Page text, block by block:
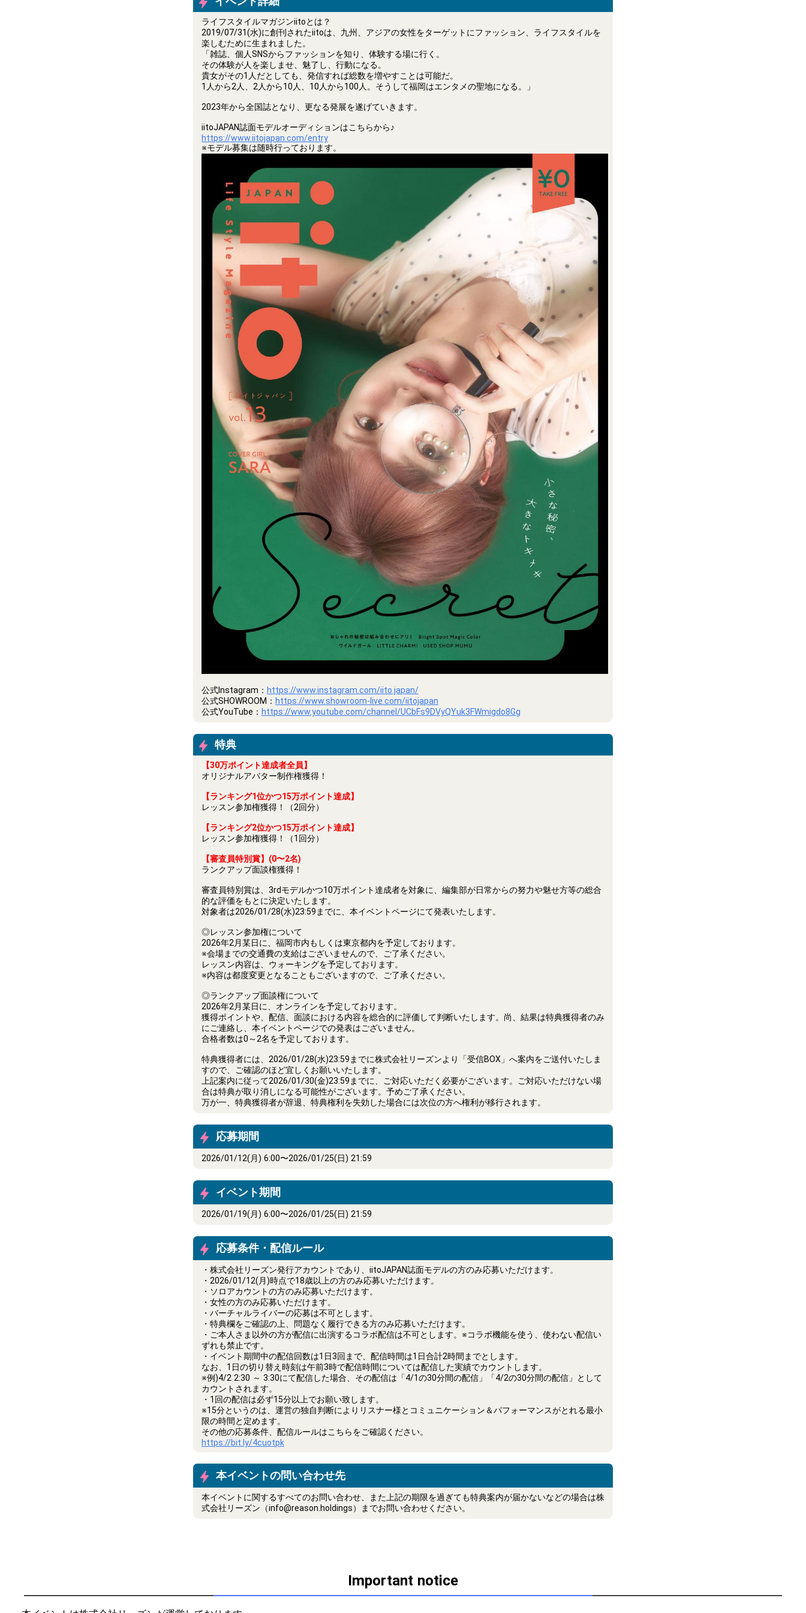
ライフスタイルマガジンiitoとは？
2019/07/31(水)に創刊されたiitoは、九州、アジアの女性をターゲットにファッション、ライフスタイルを
楽しむために生まれました。
「雑誌、個人SNSからファッションを知り、体験する場に行く。
その体験が人を楽しませ、魅了し、行動になる。
貴女がその1人だとしても、発信すれば総数を増やすことは可能だ。
1人から2人、2人から10人、10人から100人。そうして福岡はエンタメの聖地になる。」
2023年から全国誌となり、更なる発展を遂げていきます。
iitoJAPAN誌面モデルオーディションはこちらから♪
https://www.iitojapan.com/entry
※モデル募集は随時行っております。
公式Instagram： https://www.instagram.com/iito.japan/
公式SHOWROOM： https://www.showroom-live.com/iitojapan
公式YouTube： https://www.youtube.com/channel/UCbFs9DVyQYuk3FWmigdo8Gg
特典
【30万ポイント達成者全員】
オリジナルアバター制作権獲得！
【ランキング1位かつ15万ポイント達成】
レッスン参加権獲得！（2回分）
【ランキング2位かつ15万ポイント達成】
レッスン参加権獲得！（1回分）
【審査員特別賞】(0〜2名)
ランクアップ面談権獲得！
審査員特別賞は、3rdモデルかつ10万ポイント達成者を対象に、編集部が日常からの努力や魅せ方等の総合
的な評価をもとに決定いたします。
対象者は2026/01/28(水)23:59までに、本イベントページにて発表いたします。
◎レッスン参加権について
2026年2月某日に、福岡市内もしくは東京都内を予定しております。
※会場までの交通費の支給はございませんので、ご了承ください。
レッスン内容は、ウォーキングを予定しております。
※内容は都度変更となることもございますので、ご了承ください。
◎ランクアップ面談権について
2026年2月某日に、オンラインを予定しております。
獲得ポイントや、配信、面談における内容を総合的に評価して判断いたします。尚、結果は特典獲得者のみ
にご連絡し、本イベントページでの発表はございません。
合格者数は0～2名を予定しております。
特典獲得者には、2026/01/28(水)23:59までに株式会社リーズンより「受信BOX」へ案内をご送付いたしま
すので、ご確認のほど宜しくお願いいたします。
上記案内に従って2026/01/30(金)23:59までに、ご対応いただく必要がございます。ご対応いただけない場
合は特典が取り消しになる可能性がございます。予めご了承ください。
万が一、特典獲得者が辞退、特典権利を失効した場合には次位の方へ権利が移行されます。
応募期間
2026/01/12(月) 6:00〜2026/01/25(日) 21:59
イベント期間
2026/01/19(月) 6:00〜2026/01/25(日) 21:59
応募条件・配信ルール
・株式会社リーズン発行アカウントであり、iitoJAPAN誌面モデルの方のみ応募いただけます。
・2026/01/12(月)時点で18歳以上の方のみ応募いただけます。
・ソロアカウントの方のみ応募いただけます。
・女性の方のみ応募いただけます。
・バーチャルライバーの応募は不可とします。
・特典欄をご確認の上、問題なく履行できる方のみ応募いただけます。
・ご本人さま以外の方が配信に出演するコラボ配信は不可とします。※コラボ機能を使う、使わない配信い
ずれも禁止です。
・イベント期間中の配信回数は1日3回まで、配信時間は1日合計2時間までとします。
なお、1日の切り替え時刻は午前3時で配信時間については配信した実績でカウントします。
※例)4/2 2:30 ～ 3:30にて配信した場合、その配信は「4/1の30分間の配信」「4/2の30分間の配信」として
カウントされます。
・1回の配信は必ず15分以上でお願い致します。
※15分というのは、運営の独自判断によりリスナー様とコミュニケーション＆パフォーマンスがとれる最小
限の時間と定めます。
その他の応募条件、配信ルールはこちらをご確認ください。
https://bit.ly/4cuotpk
本イベントの問い合わせ先
本イベントに関するすべてのお問い合わせ、また上記の期限を過ぎても特典案内が届かないなどの場合は株
式会社リーズン（info@reason.holdings）までお問い合わせください。
Important notice